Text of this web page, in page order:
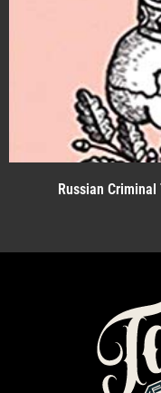
Russian